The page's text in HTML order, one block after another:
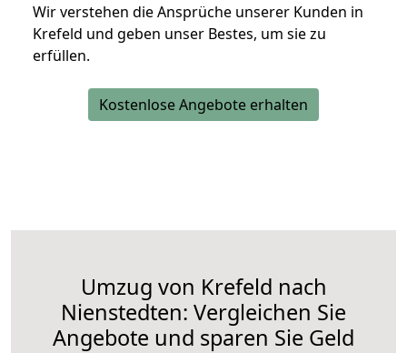
Wir verstehen die Ansprüche unserer Kunden in
Krefeld und geben unser Bestes, um sie zu
erfüllen.
Kostenlose Angebote erhalten
Umzug von Krefeld nach
Nienstedten: Vergleichen Sie
Angebote und sparen Sie Geld